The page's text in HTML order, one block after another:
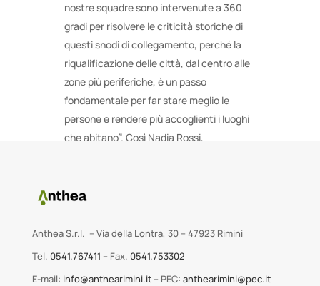
nostre squadre sono intervenute a 360
gradi per risolvere le criticità storiche di
questi snodi di collegamento, perché la
riqualificazione delle città, dal centro alle
zone più periferiche, è un passo
fondamentale per far stare meglio le
persone e rendere più accoglienti i luoghi
che abitano”. Così Nadia Rossi,
Anthea S.r.l. – Via della Lontra, 30 – 47923 Rimini
Tel. 0541.767411 – Fax. 0541.753302
E-mail: info@anthearimini.it– PEC: anthearimini@pec.it